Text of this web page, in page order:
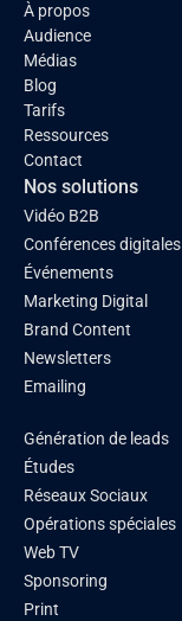
À propos
Audience
Médias
Blog
Tarifs
Ressources
Contact
Nos solutions
Vidéo B2B
Conférences digitales
Événements
Marketing Digital
Brand Content
Newsletters
Emailing
Génération de leads
Études
Réseaux Sociaux
Opérations spéciales
Web TV
Sponsoring
Print